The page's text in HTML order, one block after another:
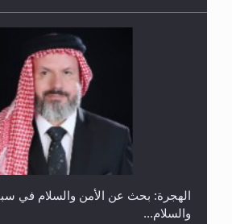
الهجرة: بحث عن الأمن والسلام في
والسلام...